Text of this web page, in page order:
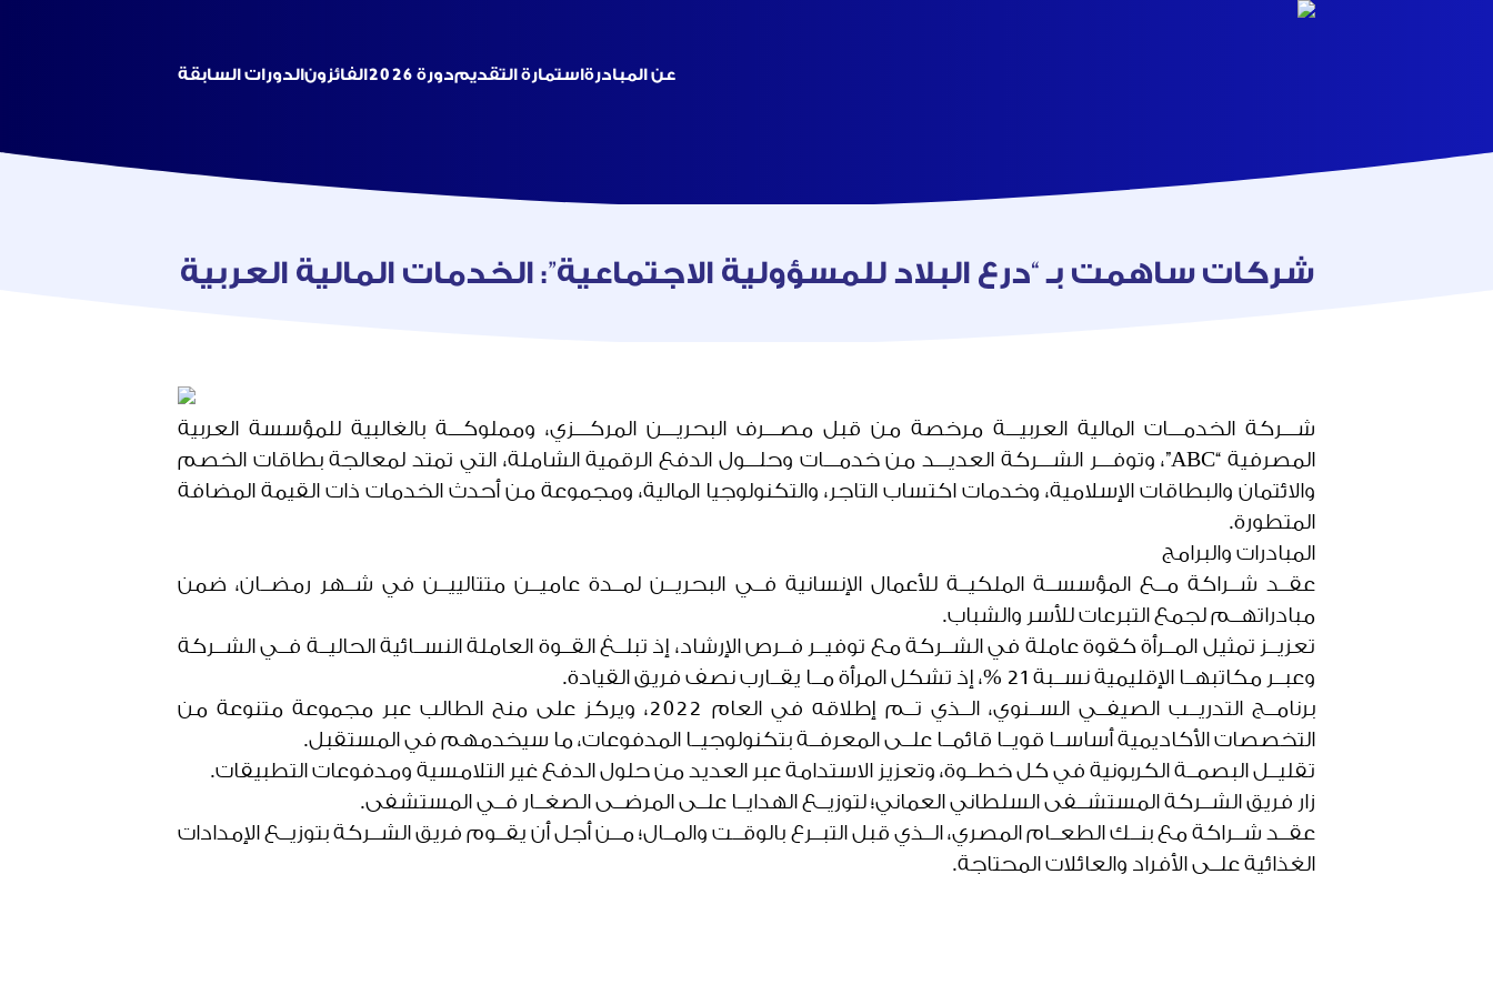
عن المبادرةاستمارة التقديمدورة 2026 الفائزونالدورات السابقة
شركات ساهمت بـ “درع البلاد للمسؤولية الاجتماعية”: الخدمات المالية العربية
شـــركة الخدمـــات المالية العربيـــة مرخصة من قبل مصـــرف البحريـــن المركـــزي، ومملوكـــة بالغالبية للمؤسسة العربية
المصرفية “ABC”، وتوفـــر الشـــركة العديـــد من خدمـــات وحلـــول الدفع الرقمية الشاملة، التي تمتد لمعالجة بطاقات الخصم
والائتمان والبطاقات الإسلامية، وخدمات اكتساب التاجر، والتكنولوجيا المالية، ومجموعة من أحدث الخدمات ذات القيمة المضافة
المتطورة.
المبادرات والبرامج
عقــد شــراكة مــع المؤسســة الملكيــة للأعمال الإنسانية فــي البحريــن لمــدة عاميــن متتالييــن في شــهر رمضــان، ضمن
مبادراتهــم لجمع التبرعات للأسر والشباب.
تعزيــز تمثيل المــرأة كقوة عاملة في الشــركة مع توفيــر فــرص الإرشاد، إذ تبلــغ القــوة العاملة النســائية الحاليــة فــي الشــركة
وعبــر مكاتبهــا الإقليمية نســبة 21 %، إذ تشكل المرأة مــا يقــارب نصف فريق القيادة.
برنامــج التدريــب الصيفــي الســنوي، الــذي تــم إطلاقه في العام 2022، ويركز على منح الطالب عبر مجموعة متنوعة من
التخصصات الأكاديمية أساســا قويــا قائمــا علــى المعرفــة بتكنولوجيــا المدفوعات، ما سيخدمهم في المستقبل.
تقليــل البصمــة الكربونية في كل خطــوة، وتعزيز الاستدامة عبر العديد من حلول الدفع غير التلامسية ومدفوعات التطبيقات.
زار فريق الشــركة المستشــفى السلطاني العماني؛ لتوزيــع الهدايــا علــى المرضــى الصغــار فــي المستشفى.
عقــد شــراكة مع بنــك الطعــام المصري، الــذي قبل التبــرع بالوقــت والمــال؛ مــن أجل أن يقــوم فريق الشــركة بتوزيــع الإمدادات
الغذائية علــى الأفراد والعائلات المحتاجة.